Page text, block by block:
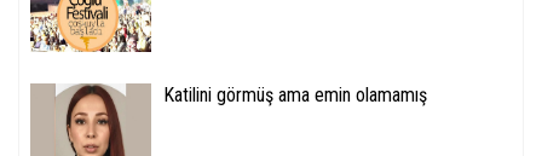
Katilini görmüş ama emin olamamış